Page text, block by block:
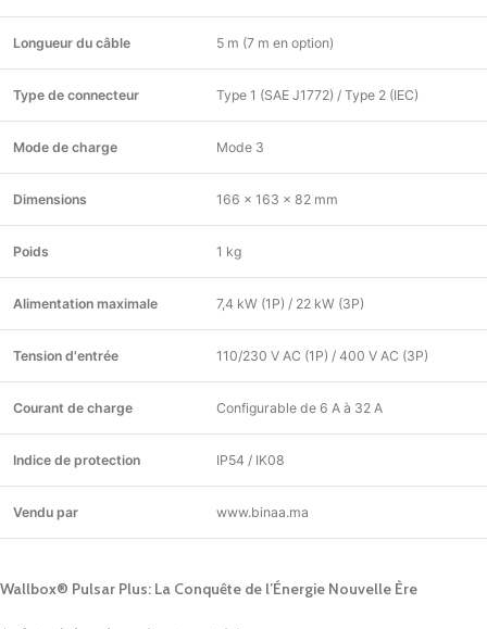
Longueur du câble 5 m (7 m en option)
Type de connecteur Type 1 (SAE J1772) / Type 2 (IEC)
Mode de charge Mode 3
Dimensions 166 x 163 x 82 mm
Poids 1 kg
Alimentation maximale 7,4 kW (1P) / 22 kW (3P)
Tension d'entrée 110/230 V AC (1P) / 400 V AC (3P)
Courant de charge Configurable de 6 A à 32 A
Indice de protection IP54 / IK08
Vendu par www.binaa.ma
Wallbox® Pulsar Plus: La Conquête de l’Énergie Nouvelle Ère